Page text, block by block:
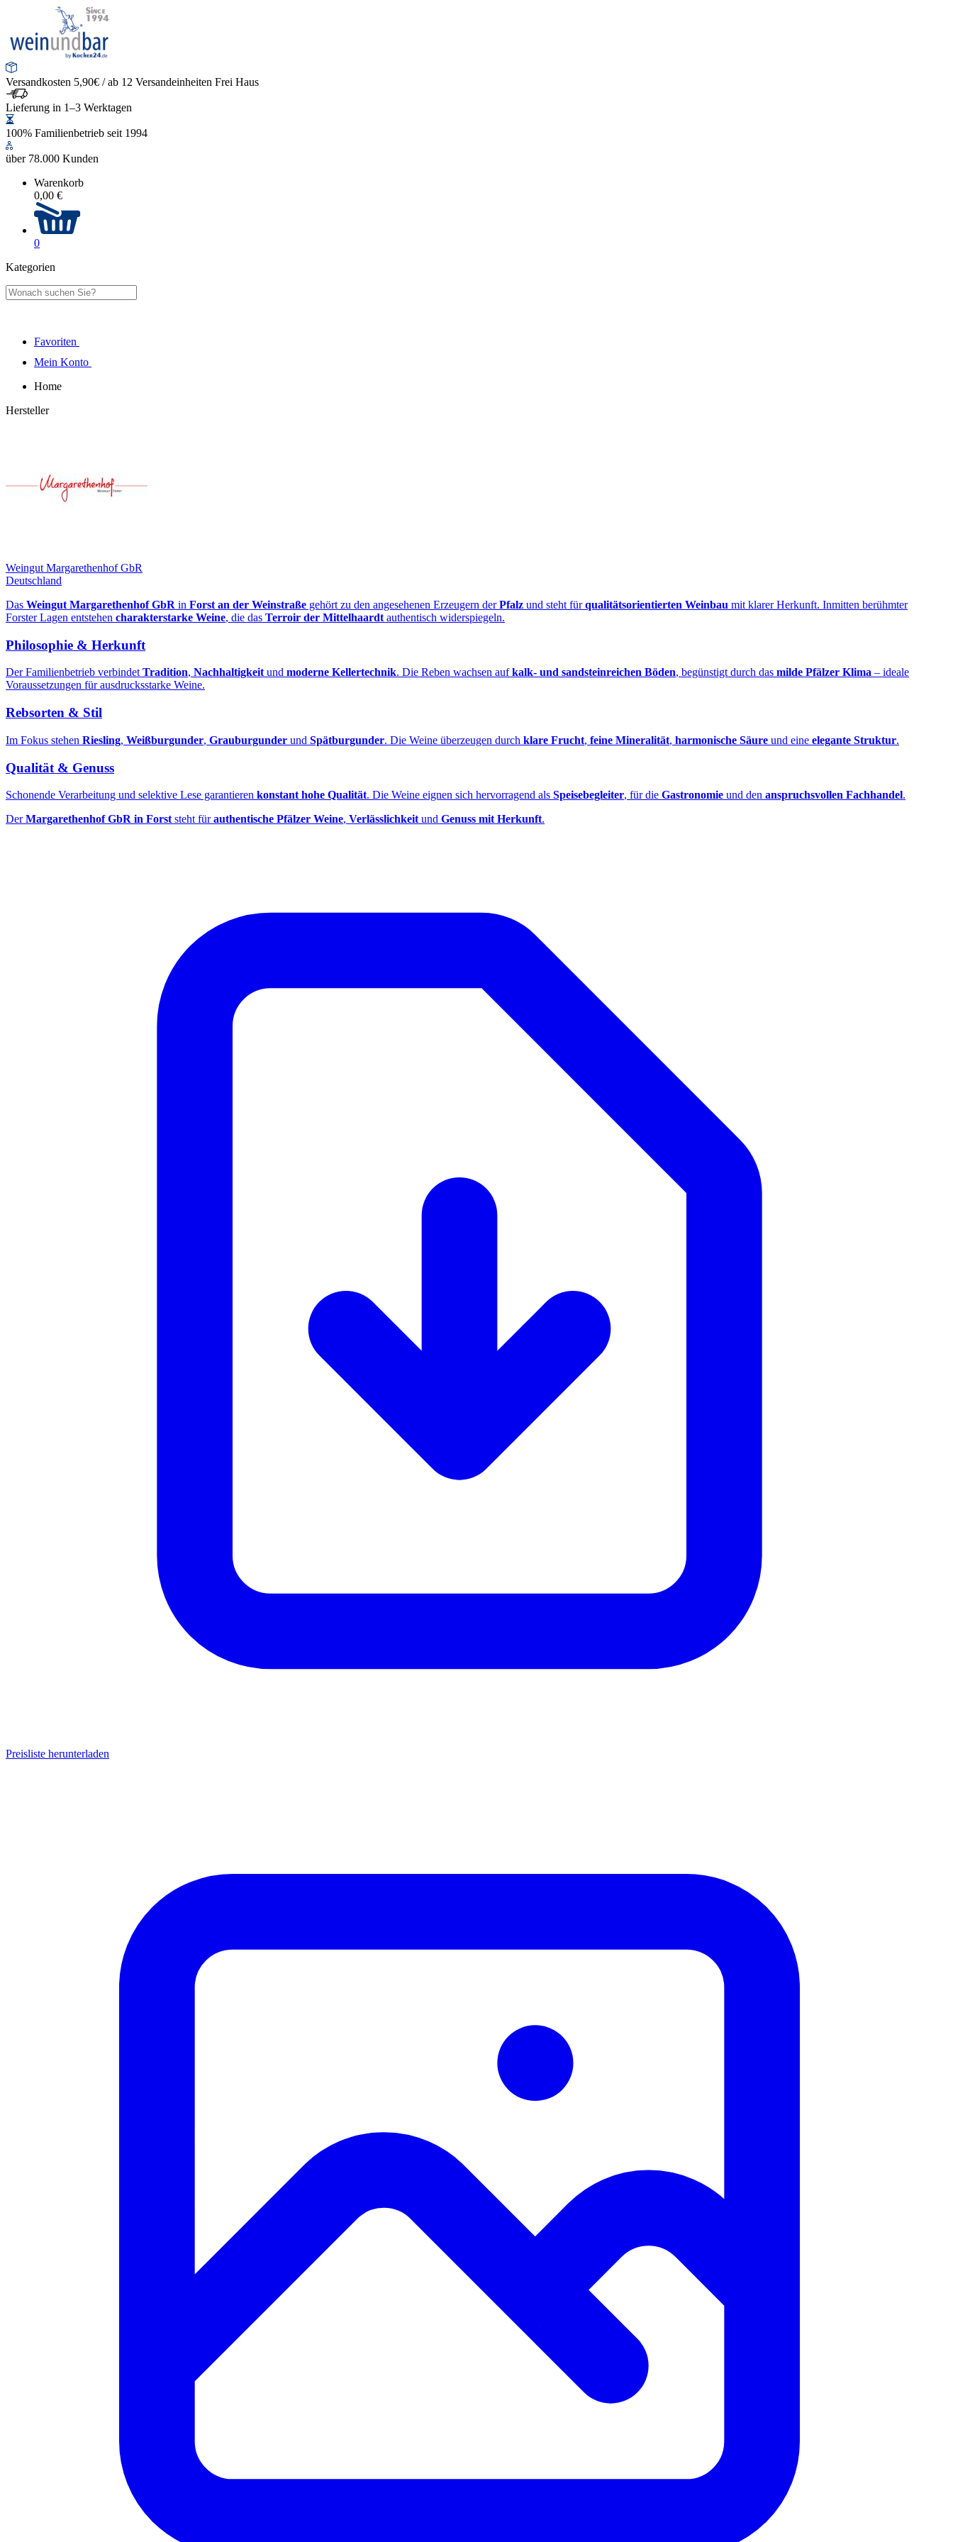
Versandkosten 5,90€ / ab 12 Versandeinheiten Frei Haus
Lieferung in 1–3 Werktagen
100% Familienbetrieb seit 1994
über 78.000 Kunden
Warenkorb
0,00 €
0
Kategorien
Favoriten
Mein Konto
Home
Hersteller
Weingut Margarethenhof GbR
Deutschland
Das Weingut Margarethenhof GbR in Forst an der Weinstraße gehört zu den angesehenen Erzeugern derPfalz und steht fürqualitätsorientierten Weinbau mit klarer Herkunft. Inmitten berühmter
Forster Lagen entstehen charakterstarke Weine, die das Terroir der Mittelhaardt authentisch widerspiegeln.
Philosophie & Herkunft
Der Familienbetrieb verbindetTradition, Nachhaltigkeitund moderne Kellertechnik. Die Reben wachsen aufkalk- und sandsteinreichen Böden, begünstigt durch das milde Pfälzer Klima – ideale
Voraussetzungen für ausdrucksstarke Weine.
Rebsorten & Stil
Im Fokus stehen Riesling, Weißburgunder, Grauburgunder und Spätburgunder. Die Weine überzeugen durch klare Frucht, feine Mineralität, harmonische Säure und eine elegante Struktur.
Qualität & Genuss
Schonende Verarbeitung und selektive Lese garantieren konstant hohe Qualität. Die Weine eignen sich hervorragend als Speisebegleiter, für die Gastronomie und den anspruchsvollen Fachhandel.
DerMargarethenhof GbR in Forst steht fürauthentische Pfälzer Weine, Verlässlichkeit und Genuss mit Herkunft.
Preisliste herunterladen